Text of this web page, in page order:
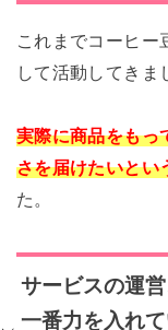
これまでコーヒー
して活動してきま
実際に商品をもっ
さを届けたいとい
た。
サービスの運
一番力を入れ